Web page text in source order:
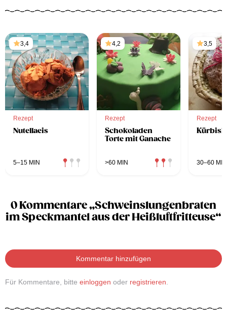
3,4
Rezept
Nutellaeis
5–15 MIN
4,2
Rezept
Schokoladen
Torte mit Ganache
>60 MIN
3,5
Rezept
30–60 MIN
0 Kommentare „Schweinslungenbraten
im Speckmantel aus der Heißluftfritteuse“
Kommentar hinzufügen
Für Kommentare, bitte einloggen oder registrieren